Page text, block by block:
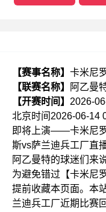
【赛事名称】 卡米尼
【联赛名称】
阿乙曼
【开赛时间】 2026-
北京时间2026-06-14
即将上演——卡米尼
斯vs萨兰迪兵工厂直
阿乙曼特的球迷们来
为避免错过【卡米尼
提前收藏本页面。本
兰迪兵工厂近期比赛